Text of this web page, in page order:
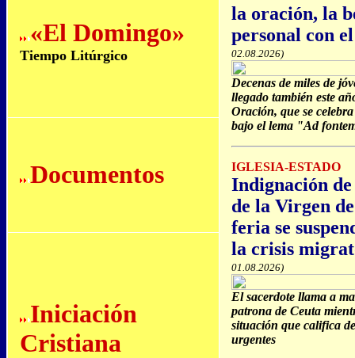
la oración, la
personal con
02.08.2026)
Decenas de miles de
llegado también este
Oración, que se
bajo el lema "Ad
IGLESIA-ESTADO
Indignación
de la Virgen
feria se
la crisis
01.08.2026)
El sacerdote llama a
patrona de Ceuta
situación que califica
urgentes
«El Domingo»
Tiempo Litúrgico
Documentos
Iniciación
Cristiana